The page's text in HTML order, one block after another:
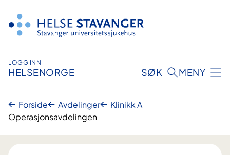
innhold
LOGG INN
HELSENORGE SØK MENY
Forside Avdelinger
Klinikk A
Operasjonsavdelingen